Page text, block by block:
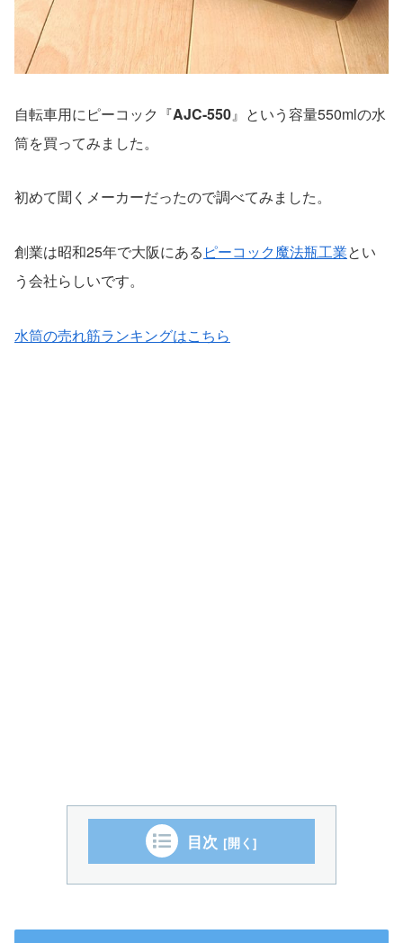
自転車用にピーコック『AJC-550』という容量550mlの水
筒を買ってみました。
初めて聞くメーカーだったので調べてみました。
創業は昭和25年で大阪にある ピーコック魔法瓶工業とい
う会社らしいです。
水筒の売れ筋ランキングはこちら
目次